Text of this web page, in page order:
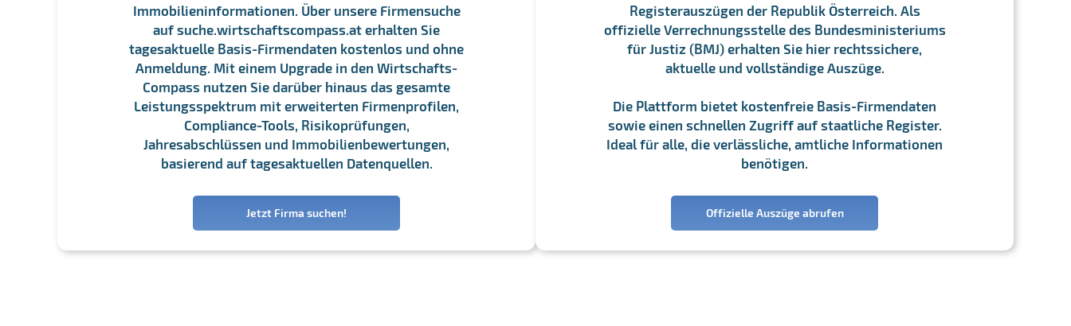
Immobilieninformationen. Über unsere Firmensuche
auf suche.wirtschaftscompass.at erhalten Sie
tagesaktuelle Basis-Firmendaten kostenlos und ohne
Anmeldung. Mit einem Upgrade in den Wirtschafts-
Compass nutzen Sie darüber hinaus das gesamte
Leistungsspektrum mit erweiterten Firmenprofilen,
Compliance-Tools, Risikoprüfungen,
Jahresabschlüssen und Immobilienbewertungen,
basierend auf tagesaktuellen Datenquellen.
Jetzt Firma suchen!
Registerauszügen der Republik Österreich. Als
offizielle Verrechnungsstelle des Bundesministeriums
für Justiz (BMJ) erhalten Sie hier rechtssichere,
aktuelle und vollständige Auszüge.
Die Plattform bietet kostenfreie Basis-Firmendaten
sowie einen schnellen Zugriff auf staatliche Register.
Ideal für alle, die verlässliche, amtliche Informationen
benötigen.
Offizielle Auszüge abrufen